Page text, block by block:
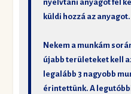
nyelvtani anyagot fel
küldi hozzá az anyagot.
Nekem a munkám
újabb területeket kell
legalább 3 nagyobb
érintettünk. A